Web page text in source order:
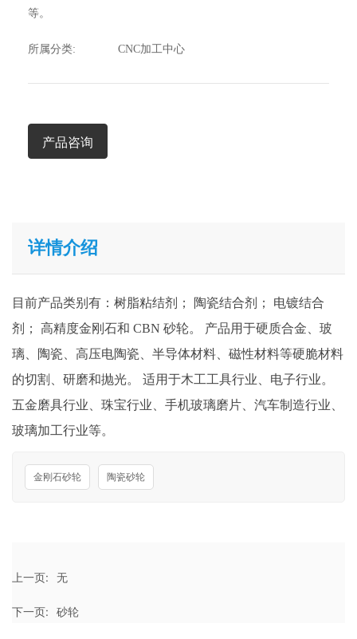
等。
所属分类: CNC加工中心
产品咨询
详情介绍
目前产品类别有：树脂粘结剂； 陶瓷结合剂； 电镀结合
剂； 高精度金刚石和 CBN 砂轮。 产品用于硬质合金、玻
璃、陶瓷、高压电陶瓷、半导体材料、磁性材料等硬脆材料
的切割、研磨和抛光。 适用于木工工具行业、电子行业。
五金磨具行业、珠宝行业、手机玻璃磨片、汽车制造行业、
玻璃加工行业等。
金刚石砂轮 陶瓷砂轮
上一页: 无
下一页: 砂轮